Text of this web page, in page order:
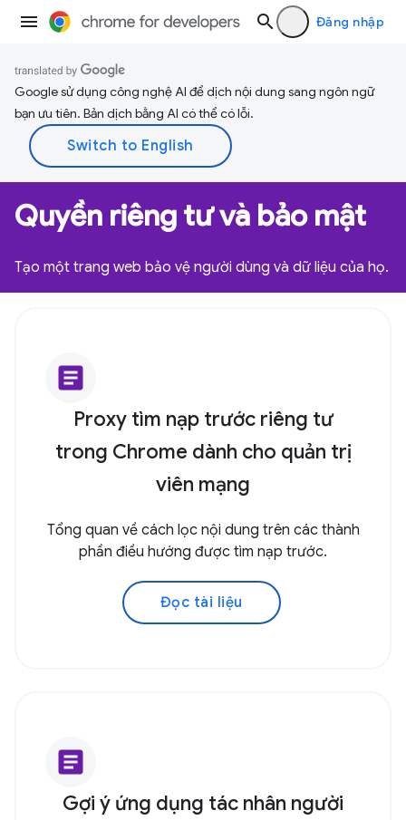
Đăng nhập
Google sử dụng công nghệ AI để dịch nội dung sang ngôn ngữ
bạn ưu tiên. Bản dịch bằng AI có thể có lỗi.
Quyền riêng tư và bảo mật
Tạo một trang web bảo vệ người dùng và dữ liệu của họ.
article
Proxy tìm nạp trước riêng tư
trong Chrome dành cho quản trị
viên mạng
Tổng quan về cách lọc nội dung trên các thành
phần điều hướng được tìm nạp trước.
Đọc tài liệu
article
Gợi ý ứng dụng tác nhân người